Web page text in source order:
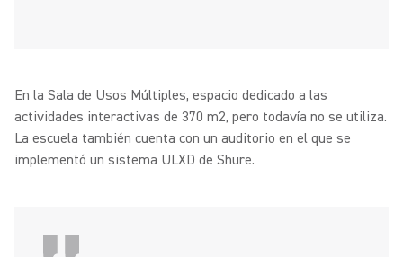
En la Sala de Usos Múltiples, espacio dedicado a las
actividades interactivas de 370 m2, pero todavía no se utiliza.
La escuela también cuenta con un auditorio en el que se
implementó un sistema ULXD de Shure.